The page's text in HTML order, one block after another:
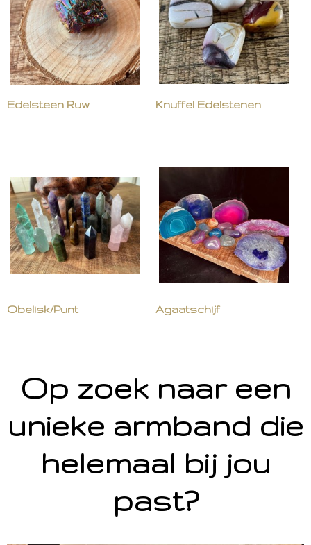
Edelsteen Ruw Knuffel Edelstenen
Obelisk/Punt Agaatschijf
Op zoek naar een
unieke armband die
helemaal bij jou
past?